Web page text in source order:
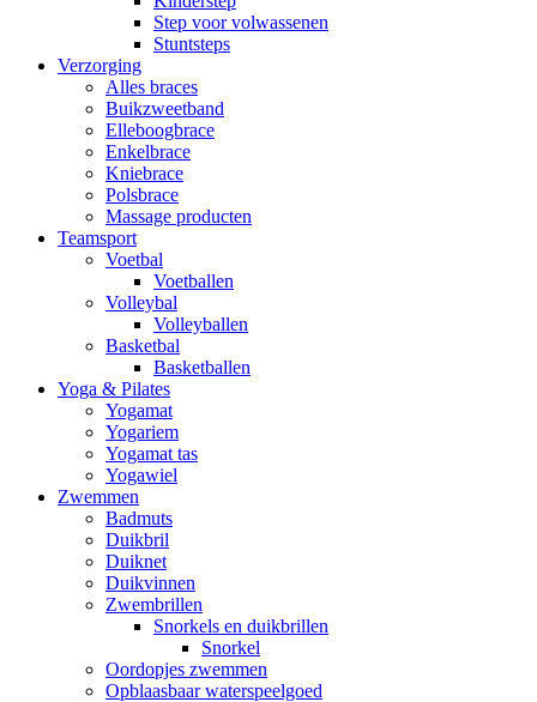
Step voor volwassenen
Stuntsteps
Verzorging
Alles braces
Buikzweetband
Elleboogbrace
Enkelbrace
Kniebrace
Polsbrace
Massage producten
Teamsport
Voetbal
Voetballen
Volleybal
Volleyballen
Basketbal
Basketballen
Yoga & Pilates
Yogamat
Yogariem
Yogamat tas
Yogawiel
Zwemmen
Badmuts
Duikbril
Duiknet
Duikvinnen
Zwembrillen
Snorkels en duikbrillen
Snorkel
Oordopjes zwemmen
Opblaasbaar waterspeelgoed